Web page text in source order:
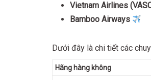
Vietnam Airlines
Bamboo Airways
Dưới đây là chi tiết các
Hãng hàng không